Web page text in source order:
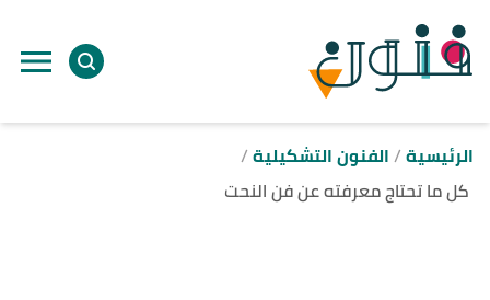
الرئيسية الفنون التشكيلية
كل ما تحتاج معرفته عن فن النحت